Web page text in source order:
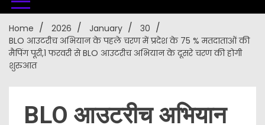
Home 2026 January
30
BLO आउटरीच अभियान के पहले चरण में प्रदेश के 75 % मतदाताओं की
मैपिंग पूरी,1 फरवरी से BLO आउटरीच अभियान के दूसरे चरण की होगी
शुरुआत
BLO आउटरीच अभियान